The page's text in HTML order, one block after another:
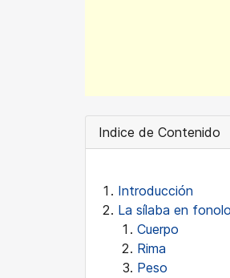
Indice de Contenido
Introducción
La sílaba en
Cuerpo
Rima
Peso